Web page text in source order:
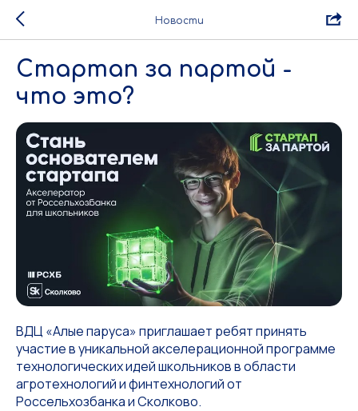
Новости
Стартап за партой -
что это?
ВДЦ «Алые паруса» приглашает ребят принять
участие в уникальной акселерационной программе
технологических идей школьников в области
агротехнологий и финтехнологий от
Россельхозбанка и Сколково.